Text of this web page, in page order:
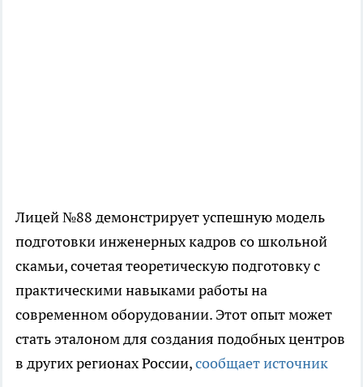
Лицей №88 демонстрирует успешную модель
подготовки инженерных кадров со школьной
скамьи, сочетая теоретическую подготовку с
практическими навыками работы на
современном оборудовании. Этот опыт может
стать эталоном для создания подобных центров
в других регионах России,сообщает источник